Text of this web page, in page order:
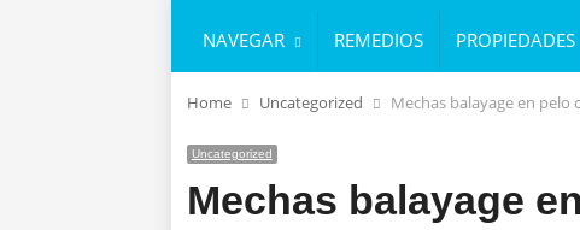
NAVEGAR REMEDIOS PROPIEDADES
Home Uncategorized Mechas balayage en pelo
Uncategorized
Mechas balayage